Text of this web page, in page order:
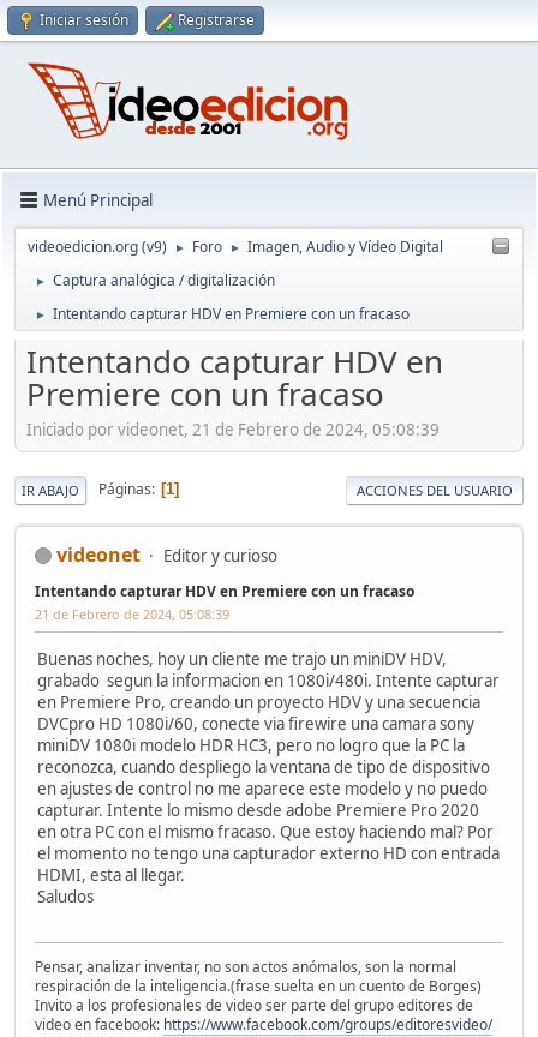
Iniciar sesión Registrarse
Menú Principal
videoedicion.org (v9) ► Foro ► Imagen, Audio y Vídeo Digital
► Captura analógica / digitalización
► Intentando capturar HDV en Premiere con un fracaso
Intentando capturar HDV en
Premiere con un fracaso
Iniciado por videonet, 21 de Febrero de 2024, 05:08:39
IR ABAJO Páginas 1 ACCIONES DEL USUARIO
videonet Editor y curioso
Intentando capturar HDV en Premiere con un fracaso
21 de Febrero de 2024, 05:08:39
Buenas noches, hoy un cliente me trajo un miniDV HDV,
grabado segun la informacion en 1080i/480i. Intente capturar
en Premiere Pro, creando un proyecto HDV y una secuencia
DVCpro HD 1080i/60, conecte via firewire una camara sony
miniDV 1080i modelo HDR HC3, pero no logro que la PC la
reconozca, cuando despliego la ventana de tipo de dispositivo
en ajustes de control no me aparece este modelo y no puedo
capturar. Intente lo mismo desde adobe Premiere Pro 2020
en otra PC con el mismo fracaso. Que estoy haciendo mal? Por
el momento no tengo una capturador externo HD con entrada
HDMI, esta al llegar.
Saludos
Pensar, analizar inventar, no son actos anómalos, son la normal
respiración de la inteligencia.(frase suelta en un cuento de Borges)
Invito a los profesionales de video ser parte del grupo editores de
video en facebook: https://www.facebook.com/groups/editoresvideo/